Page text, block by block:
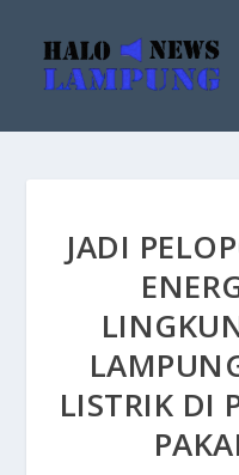
JADI
LISTRIK DI